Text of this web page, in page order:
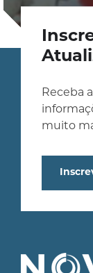
Receba
muito